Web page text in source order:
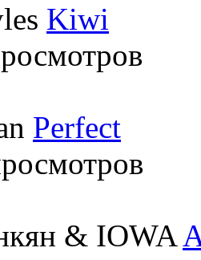
Kiwi
Perfect
& IOWA